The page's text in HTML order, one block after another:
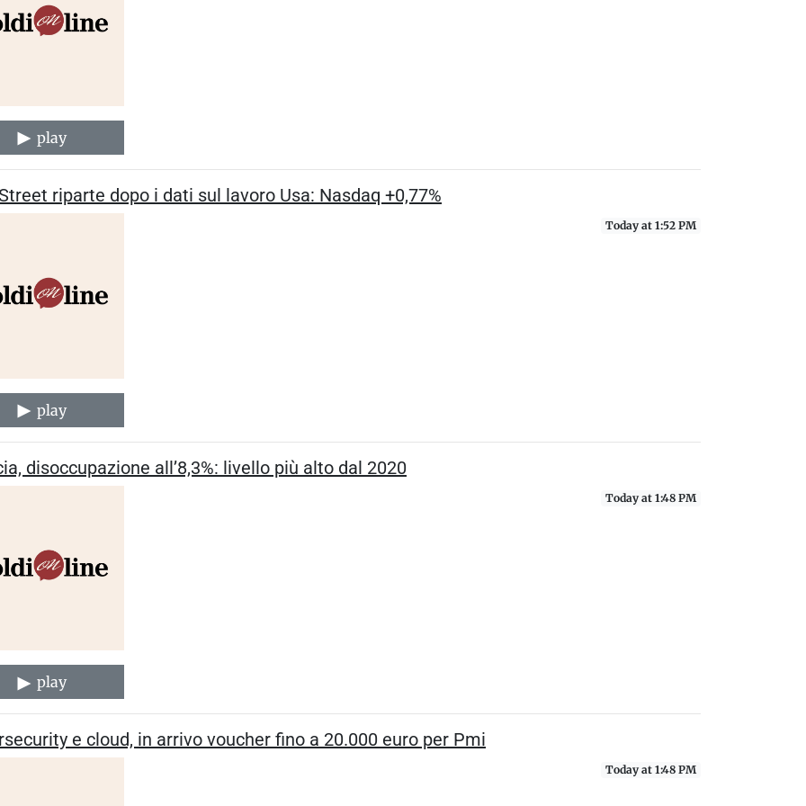
play
riparte dopo i dati sul lavoro Usa: Nasdaq +0,77%
play
Today at 1:52 PM
disoccupazione all’8,3%: livello più alto dal 2020
play
Today at 1:48 PM
e cloud, in arrivo voucher fino a 20.000 euro per Pmi
Today at 1:48 PM